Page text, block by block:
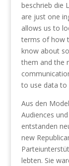
beschrieb die
are just one
allows us to
terms of how
know about
them and the
to use data to
Aus den
Audiences
entstanden
new
lebten. Sie